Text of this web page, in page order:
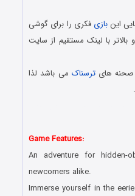
اینبازی فکری را برای گوشی
های هوشمند اندروید نسخه 4.2 و بالاتر با لینک مستقیم از سایت
صحنه هایترسناک می باشد لذا
Game Features:
An adventure for hidden-
newcomers alike.
Immerse yourself in the